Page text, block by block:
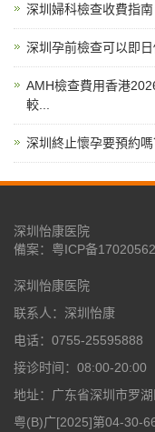
深圳婦科檢查收費指
深圳孕前檢查可以即
AMH檢查費用香港
較...
深圳終止懷孕要預約
深圳怡康医院
備案： 粤ICP备
深圳怡康医院
联系人：深圳怡康
电话：0755-25595888
接诊时间：08:00-20:00
地址：广东省深圳市罗
粤(B)广[2025]第04-30-